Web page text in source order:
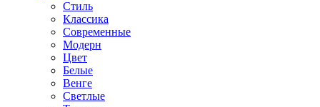
Стиль
Классика
Современные
Модерн
Цвет
Белые
Венге
Светлые